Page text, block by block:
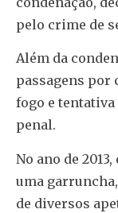
pelo crime de
Além da
passagens por
fogo e
penal.
No ano de
uma
de diversos